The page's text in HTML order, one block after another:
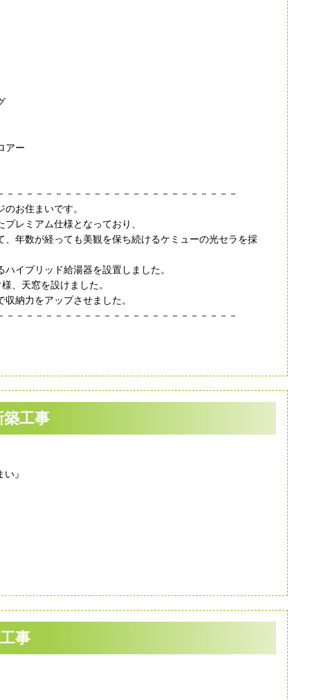
アー
－－－－－－－－－－－－－－－－－－－－－－－
お住まいです。
レミアム仕様となっており、
年数が経っても美観を保ち続けるケミューの光セラを採
イブリッド給湯器を設置しました。
、天窓を設けました。
納力をアップさせました。
－－－－－－－－－－－－－－－－－－－－－－－
工事
』
事